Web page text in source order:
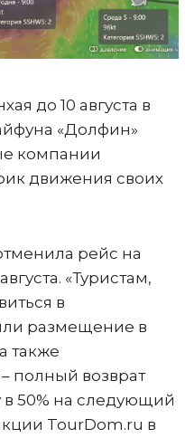
до 10 августа в
«Долфин»
компании
движения своих
рейс на
«Туристам,
в
размещение в
также
полный возврат
в 50% на следующий
TourDom.ru в